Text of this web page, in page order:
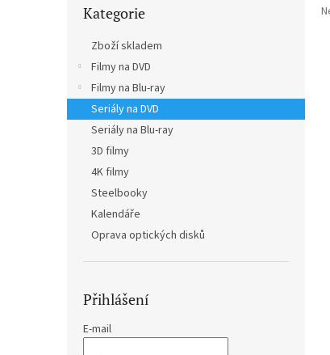
kategorie
Kategorie
Zboží skladem
Filmy na DVD
Filmy na Blu-ray
Seriály na DVD
Seriály na Blu-ray
3D filmy
4K filmy
Steelbooky
Kalendáře
Oprava optických disků
Přihlášení
E-mail